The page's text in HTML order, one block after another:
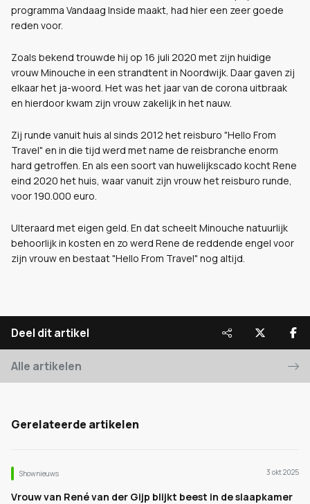
programma Vandaag Inside maakt, had hier een zeer goede
reden voor.
Zoals bekend trouwde hij op 16 juli 2020 met zijn huidige
vrouw Minouche in een strandtent in Noordwijk. Daar gaven zij
elkaar het ja-woord. Het was het jaar van de corona uitbraak
en hierdoor kwam zijn vrouw zakelijk in het nauw.
Zij runde vanuit huis al sinds 2012 het reisburo "Hello From
Travel" en in die tijd werd met name de reisbranche enorm
hard getroffen. En als een soort van huwelijkscado kocht Rene
eind 2020 het huis, waar vanuit zijn vrouw het reisburo runde,
voor 190.000 euro.
UIteraard met eigen geld. En dat scheelt Minouche natuurlijk
behoorlijk in kosten en zo werd Rene de reddende engel voor
zijn vrouw en bestaat "Hello From Travel" nog altijd.
Deel dit artikel
Alle artikelen
Gerelateerde artikelen
Shownieuws 3 okt 2025
Vrouw van René van der Gijp blijkt beest in de slaapkamer